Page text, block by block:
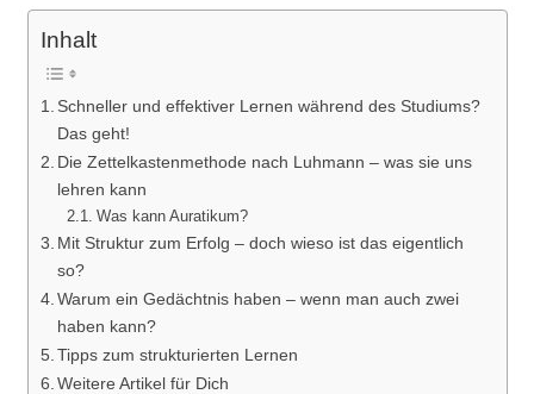
Inhalt
Schneller und effektiver Lernen während des Studiums?
Das geht!
Die Zettelkastenmethode nach Luhmann – was sie uns
lehren kann
Was kann Auratikum?
Mit Struktur zum Erfolg – doch wieso ist das eigentlich
so?
Warum ein Gedächtnis haben – wenn man auch zwei
haben kann?
Tipps zum strukturierten Lernen
Weitere Artikel für Dich